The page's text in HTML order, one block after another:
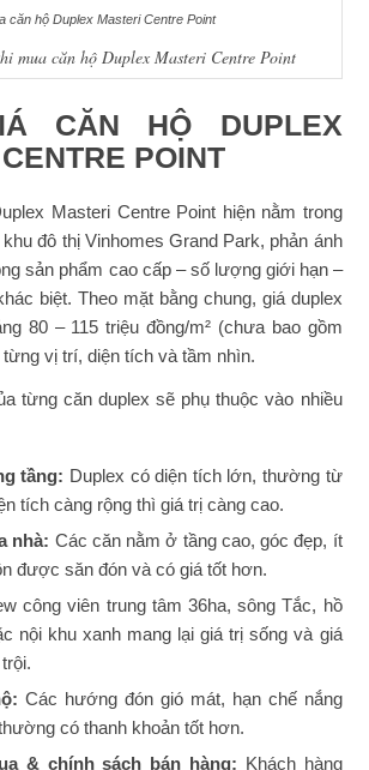
mua căn hộ Duplex Masteri Centre Point
CĂN HỘ DUPLEX
POINT
Masteri Centre Point hiện nằm trong
đô thị Vinhomes Grand Park, phản ánh
sản phẩm cao cấp – số lượng giới hạn –
biệt. Theo mặt bằng chung, giá duplex
80 – 115 triệu đồng/m² (chưa bao gồm
vị trí, diện tích và tầm nhìn.
từng căn duplex sẽ phụ thuộc vào nhiều
tầng: Duplex có diện tích lớn, thường từ
tích càng rộng thì giá trị càng cao.
nhà: Các căn nằm ở tầng cao, góc đẹp, ít
được săn đón và có giá tốt hơn.
công viên trung tâm 36ha, sông Tắc, hồ
nội khu xanh mang lại giá trị sống và giá
Các hướng đón gió mát, hạn chế nắng
có thanh khoản tốt hơn.
& chính sách bán hàng: Khách hàng